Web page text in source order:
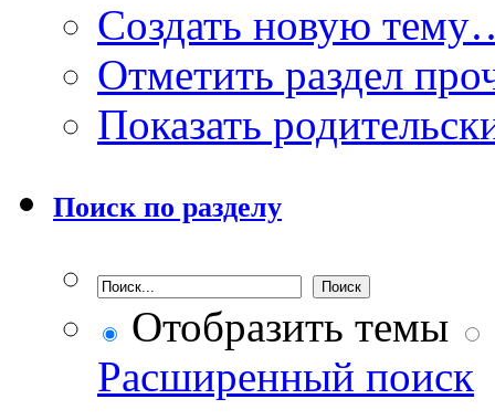
Создать новую
Отметить раздел
Показать
Поиск по разделу
Отобразить темы
Расширенный поиск